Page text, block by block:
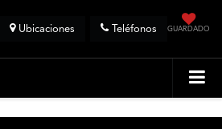
GUARDADO
Ubicaciones Teléfonos